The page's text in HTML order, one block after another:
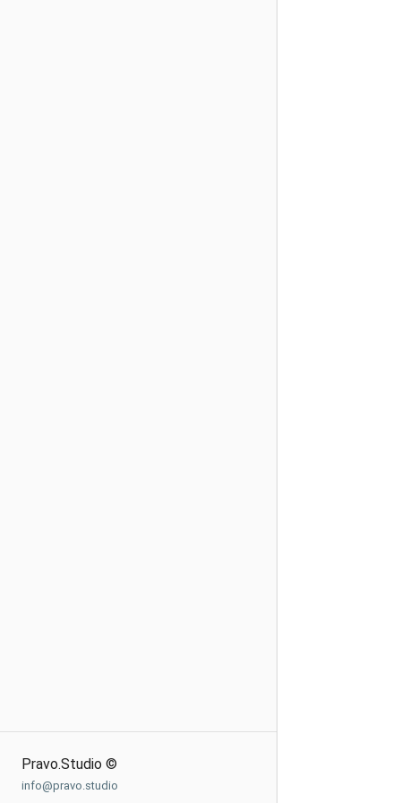
Pravo.Studio ©
info@pravo.studio